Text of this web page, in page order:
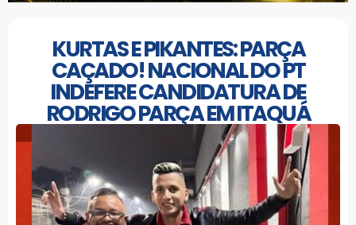
KURTAS E PIKANTES: PARÇA
CAÇADO! NACIONAL DO PT
INDEFERE CANDIDATURA DE
RODRIGO PARÇA EM ITAQUÁ